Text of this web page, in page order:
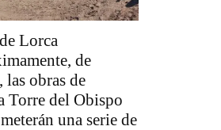
Lorca
de
obras de
Torre del Obispo
una serie de